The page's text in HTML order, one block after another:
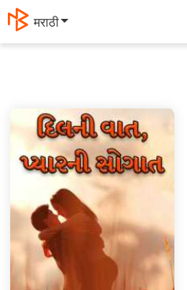
मराठी